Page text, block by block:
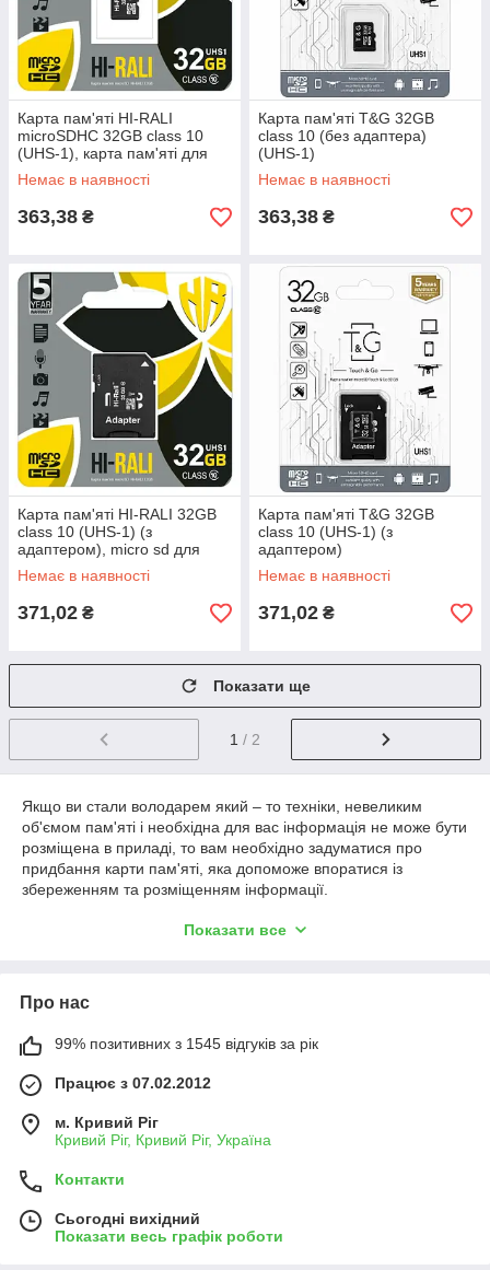
Карта пам'яті HI-RALI
microSDHC 32GB class 10
(UHS-1), карта пам'яті для
камери
Немає в наявності
363,38 ₴
Карта пам'яті T&G 32GB
class 10 (без адаптера)
(UHS-1)
Немає в наявності
363,38 ₴
Карта пам'яті HI-RALI 32GB
class 10 (UHS-1) (з
адаптером), micro sd для
телефону
Немає в наявності
371,02 ₴
Карта пам'яті T&G 32GB
class 10 (UHS-1) (з
адаптером)
Немає в наявності
371,02 ₴
Показати ще
1 / 2
Якщо ви стали володарем який – то техніки, невеликим
об'ємом пам'яті і необхідна для вас інформація не може бути
розміщена в приладі, то вам необхідно задуматися про
придбання карти пам'яті, яка допоможе впоратися із
збереженням та розміщенням інформації.
підійти до багатьом мобільним телефонів, комунікаторів,
великої числа даних. Карта пам'яті збереже мультимедійні,
строгими технічними вимогами, що гарантує високу
З картою пам'яті ваша інформація не прив'язана тільки
до вашому, наприклад, телефону. Ви зможете розділити
колекцію своєї музики і фотографій з близькими друзями,
витрачає мала кількість енергії вашого телефону.
Показати все
Про нас
99% позитивних з 1545 відгуків за рік
Працює з 07.02.2012
м. Кривий Ріг
Кривий Ріг, Кривий Ріг, Україна
Контакти
Сьогодні вихідний
Показати весь графік роботи